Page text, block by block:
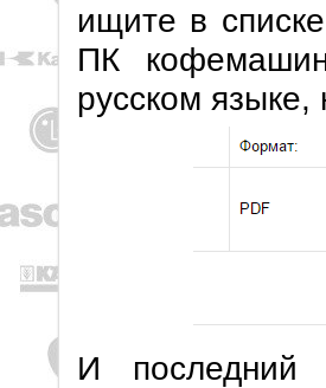
ищите в
ПК
русском языке,
И последний